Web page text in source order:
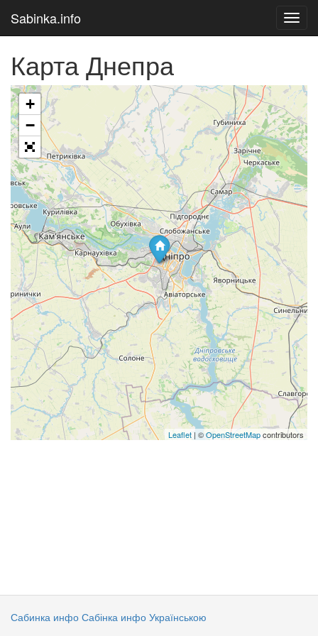
Sabinka.info
Карта Днепра
Загрузка карты
+
−
Leaflet | ©OpenStreetMapcontributors
Сабинка инфо Сабінка инфо Українською